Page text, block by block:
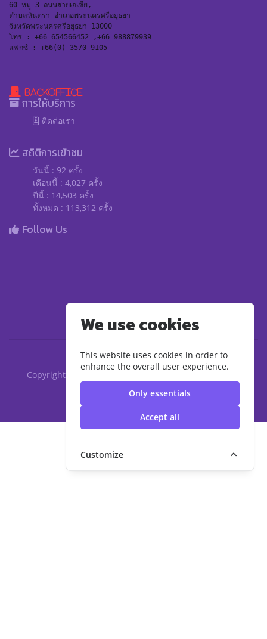
We use cookies
This website uses cookies in order to
enhance the overall user experience.
Only essentials
Accept all
Customize
60 หมู่ 3 ถนนสายเอเซีย,
ตำบลหันตรา อำเภอพระนครศรีอยุธยา
จังหวัดพระนครศรีอยุธยา 13000
โทร : +66 654566452 ,+66 988879939
แฟกซ์ : +66(0) 3570 9105
BackOffice
การให้บริการ
ติดต่อเรา
สถิติการเข้าชม
วันนี้ : 92 ครั้ง
เดือนนี้ : 4,027 ครั้ง
ปีนี้ : 14,503 ครั้ง
ทั้งหมด : 113,312 ครั้ง
Follow Us
Copyright ©2020 อพ.สธ. - มทร.สุวรรณภูมิ | มหาวิทยาลัย
เทคโนโลยีราชมงคลสุวรรณภูมิ